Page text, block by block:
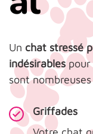
Un chat stressé
indésirablespour
sont
Griffades